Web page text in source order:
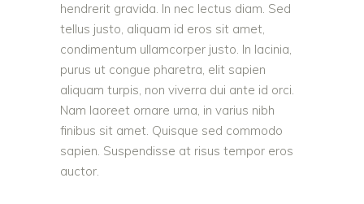
hendrerit gravida. In nec lectus diam. Sed
tellus justo, aliquam id eros sit amet,
condimentum ullamcorper justo. In lacinia,
purus ut congue pharetra, elit sapien
aliquam turpis, non viverra dui ante id orci.
Nam laoreet ornare urna, in varius nibh
finibus sit amet. Quisque sed commodo
sapien. Suspendisse at risus tempor eros
auctor.